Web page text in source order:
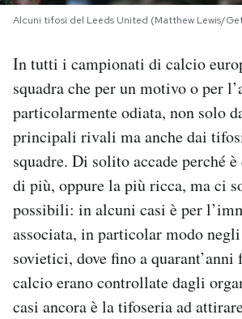
I MIEI PREFERITI
SHOP
CALENDARIO
AREA PERSONALE
Area Personale
Notifiche mobile
Regala il Post
Hai bisogno di aiuto?
Esci
Alcuni tifosi del Leeds United (Matthew Lewis/
In tutti i campionati di calcio
squadra che per un motivo o per
particolarmente odiata, non solo
principali rivali ma anche dai
squadre. Di solito accade perché
di più, oppure la più ricca, ma ci
possibili: in alcuni casi è per
associata, in particolar modo negli
sovietici, dove fino a quarant’anni
calcio erano controllate dagli
casi ancora è la tifoseria ad